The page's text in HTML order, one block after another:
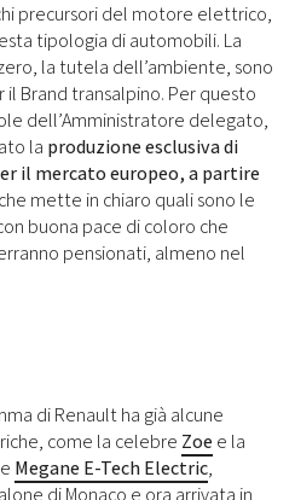
precursori del motore elettrico,
tipologia di automobili. La
la tutela dell’ambiente, sono
Brand transalpino. Per questo
dell’Amministratore delegato,
la produzione esclusiva di
il mercato europeo, a partire
mette in chiaro quali sono le
buona pace di coloro che
pensionati, almeno nel
di Renault ha già alcune
come la celebre Zoee la
Megane E-Tech Electric,
di Monaco e ora arrivata in